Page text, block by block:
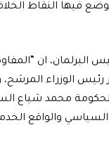
فيها النقاط
البرلمان، ان
الوزراء
محمد شياع
والواقع